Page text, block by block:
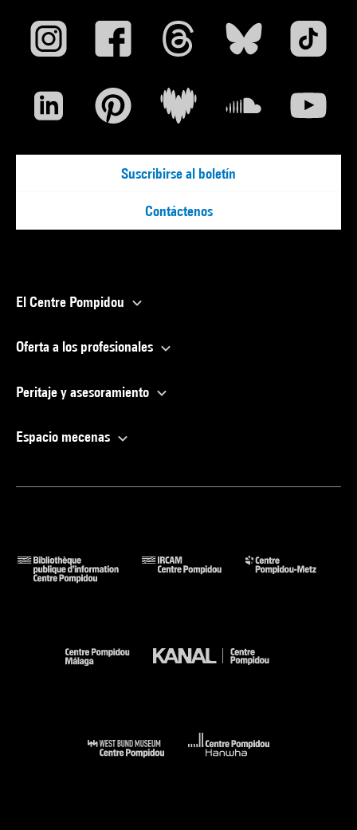
Suscribirse al boletín
Contáctenos
El Centre Pompidou
Oferta a los profesionales
Peritaje y asesoramiento
Espacio mecenas